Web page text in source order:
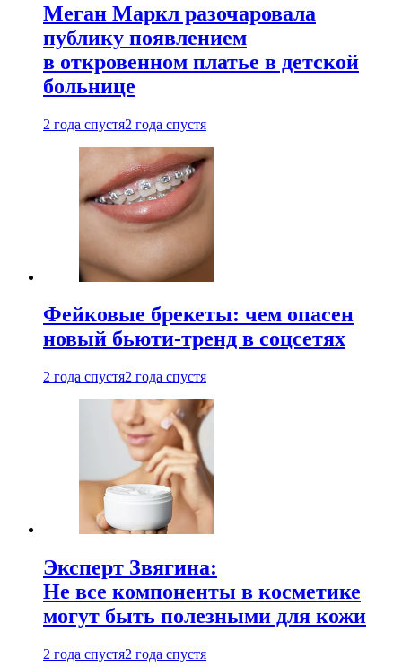
Меган Маркл разочаровала
публику появлением
в откровенном платье в детской
больнице
2 года спустя2 года спустя
Фейковые брекеты: чем опасен
новый бьюти-тренд в соцсетях
2 года спустя2 года спустя
Эксперт Звягина:
Не все компоненты в косметике
могут быть полезными для кожи
2 года спустя2 года спустя